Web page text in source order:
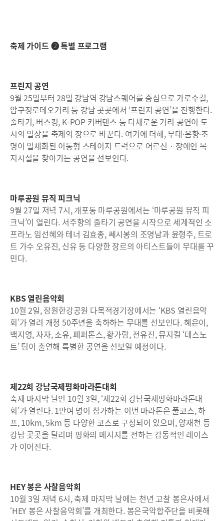
축제 가이드 ❷ 특별 프로그램
프린지 공연
9월 25일부터 28일 강남역 강남스퀘어를 중심으로 가로수길,
압구정로데오거리 등 강남 곳곳에서 ‘프린지 공연’을 진행한다.
줄타기, 버스킹, K-POP 커버댄스 등 다채로운 거리 공연이 도
시의 일상을 축제의 장으로 바꾼다. 여기에 더해, 무대·음향·조
명이 일체화된 이동형 스테이지 트럭으로 어르신‧장애인 복
지시설을 찾아가는 공연을 선보인다.
마루공원 뮤직 피크닉
9월 27일 저녁 7시, 개포동 마루공원에서는 ‘마루공원 뮤직 피
크닉’이 열린다. 서주향의 줄타기 공연을 시작으로 세계적인 소
프라노 임선혜와 테너 김효종, 쎄시봉의 조영남과 윤형주, 트로
트 가수 오유진, 신유 등 다양한 장르의 아티스트들이 무대를 꾸
민다.
KBS 열린음악회
10월 2일, 잠원한강공원 다목적경기장에서는 ‘KBS 열린음악
회’가 열려 개청 50주년을 축하하는 무대를 선보인다. 혜은이,
백지영, 자자, 소유, 페퍼톤스, 황가람, 전유진, 뮤지컬 ‘데스노
트’ 팀이 출연해 특별한 공연을 선보일 예정이다.
제22회 강남국제평화마라톤대회
축제 마지막 날인 10월 3일, ‘제22회 강남국제평화마라톤대
회’가 열린다. 1만여 명이 참가하는 이번 마라톤은 풀코스, 하
프, 10km, 5km 등 다양한 코스로 구성되어 있으며, 양재천 등
강남 곳곳을 달리며 평화의 메시지를 전하는 감동적인 레이스
가 이어진다.
HEY 봉은 사찰음악회
10월 3일 저녁 6시, 축제 마지막 날에는 천년 고찰 봉은사에서
‘HEY 봉은 사찰음악회’를 개최한다. 봉은국악합주단을 비롯해